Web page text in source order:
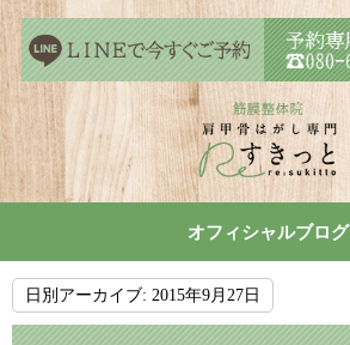
オフィシャルブログ
日別アーカイブ: 2015年9月27日